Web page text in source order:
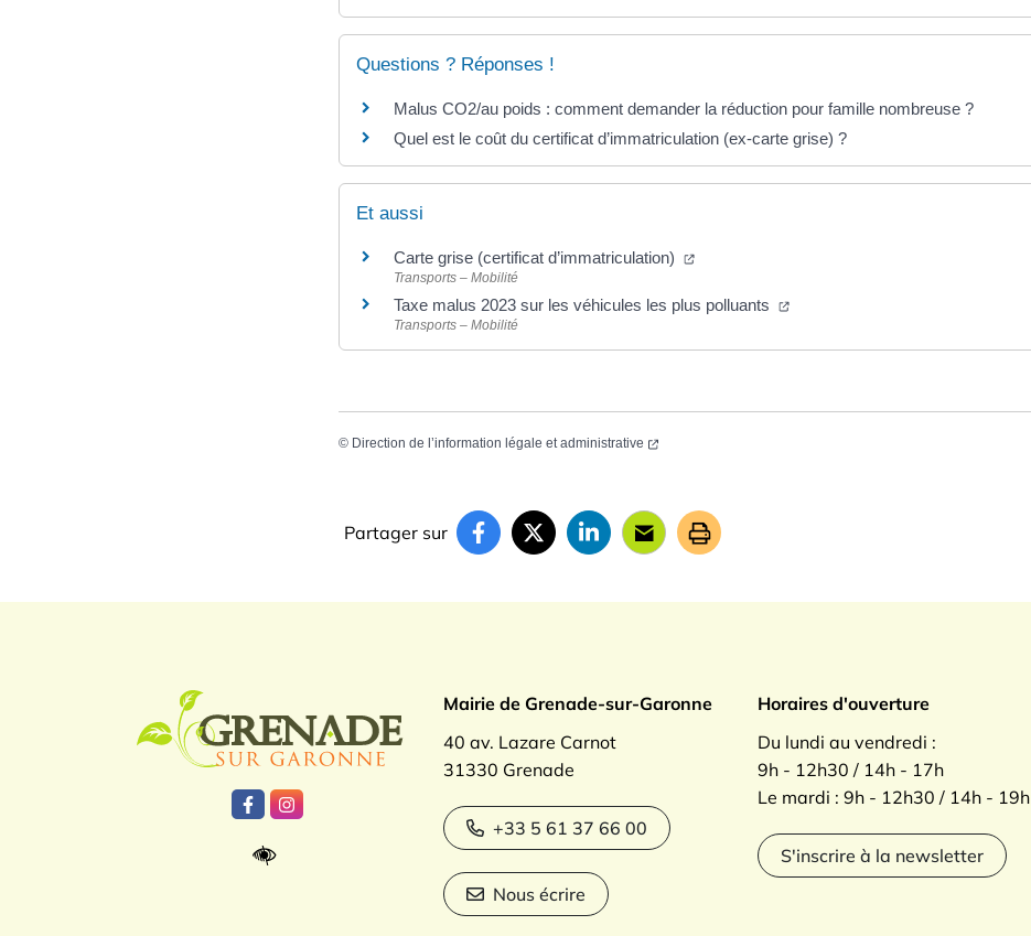
Questions ? Réponses !
Malus CO2/au poids : comment demander la réduction pour famille nombreuse ?
Quel est le coût du certificat d’immatriculation (ex-carte grise) ?
Et aussi
Carte grise (certificat d’immatriculation)
Transports – Mobilité
Taxe malus 2023 sur les véhicules les plus polluants
Transports – Mobilité
© Direction de l’information légale et administrative
Partager sur
Logo Grenade sur Garonne
Lien vers le compte Facebook
Lien vers le compte Instagram
Mairie de Grenade-sur-Garonne
40 av. Lazare Carnot
31330 Grenade
+33 5 61 37 66 00
Nous écrire
Horaires d'ouverture
Du lundi au vendredi :
9h - 12h30 / 14h - 17h
Le mardi : 9h - 12h30 / 14h - 19h
S'inscrire à la newsletter